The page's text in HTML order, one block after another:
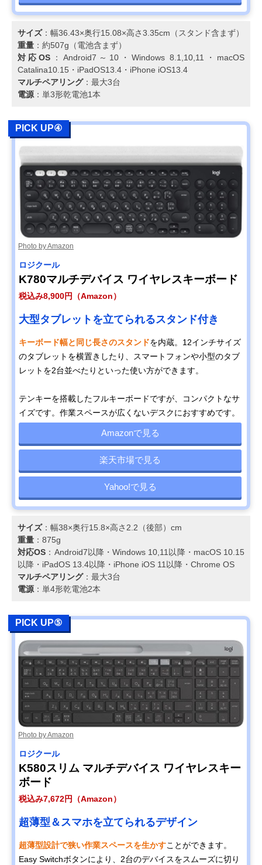
サイズ：幅36.43×奥行15.08×高さ3.35cm（スタンド含まず）
重量 ：約507g（電池含まず）
対応OS ：Android7～10・Windows 8.1,10,11・macOS
Catalina10.15・iPadOS13.4・iPhone iOS13.4
マルチペアリング：最大3台
電源 ：単3形乾電池1本
PICK UP④
Photo by Amazon
ロジクール
K780マルチデバイス ワイヤレスキーボード
税込み8,900円（Amazon）
大型タブレットを立てられるスタンド付き
キーボード幅と同じ長さのスタンドを内蔵。12インチサイズ
のタブレットを横置きしたり、スマートフォンや小型のタブ
レットを2台並べたりといった使い方ができます。
テンキーを搭載したフルキーボードですが、コンパクトなサ
イズです。作業スペースが広くないデスクにおすすめです。
Amazonで見る
楽天市場で見る
Yahoo!で見る
サイズ：幅38×奥行15.8×高さ2.2（後部）cm
重量 ：875g
対応OS ：Android7以降・Windows 10,11以降・macOS 10.15
以降・iPadOS 13.4以降・iPhone iOS 11以降・Chrome OS
マルチペアリング：最大3台
電源 ：単4形乾電池2本
PICK UP⑤
Photo by Amazon
ロジクール
K580スリム マルチデバイス ワイヤレスキー
ボード
税込み7,672円（Amazon）
超薄型＆スマホを立てられるデザイン
超薄型設計で狭い作業スペースを生かすことができます。
Easy Switchボタンにより、2台のデバイスをスムーズに切り